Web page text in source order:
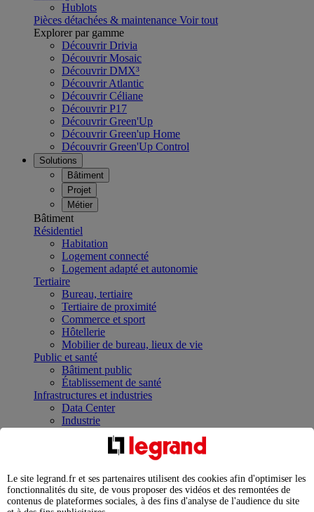
Hublots
Pièces détachées & maintenance Voir tout
Explorer par gamme
Découvrir Drivia
Découvrir Mosaic
Découvrir DMX³
Découvrir Atlantic
Découvrir Céliane
Découvrir P17
Découvrir Green'Up
Découvrir Green'up Home
Découvrir Green'Up Control
Solutions
Bâtiment
Projet
Métier
Bâtiment
Résidentiel
Habitation
Logement connecté
Logement adapté et autonomie
Tertiaire
Bureau, tertiaire
Tertiaire de proximité
Commerce et sport
Hôtellerie
Mobilier de bureau, lieux de vie
Public et santé
Bâtiment public
Établissement de santé
Infrastructures et industries
Data Center
Industrie
Infrastructures
Contrôler et planifier le fonctionnement des appareils
Répartir et optimiser son tableau électrique
Legrand Data Center Solutions : concentrer les
expertises au service de vos performances
Le site legrand.fr et ses partenaires utilisent des cookies afin d'optimiser les
fonctionnalités du site, de vous proposer des vidéos et des remontées de
contenus de plateformes sociales, à des fins d'analyse de l'audience du site